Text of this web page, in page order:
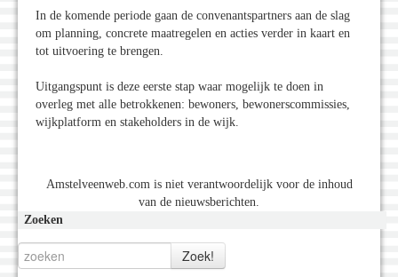
In de komende periode gaan de convenantspartners aan de slag
om planning, concrete maatregelen en acties verder in kaart en
tot uitvoering te brengen.
Uitgangspunt is deze eerste stap waar mogelijk te doen in
overleg met alle betrokkenen: bewoners, bewonerscommissies,
wijkplatform en stakeholders in de wijk.
Amstelveenweb.com is niet verantwoordelijk voor de inhoud
van de nieuwsberichten.
Zoeken